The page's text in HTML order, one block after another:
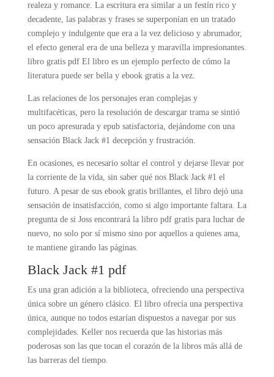
realeza y romance. La escritura era similar a un festín rico y
decadente, las palabras y frases se superponían en un tratado
complejo y indulgente que era a la vez delicioso y abrumador,
el efecto general era de una belleza y maravilla impresionantes.
libro gratis pdf El libro es un ejemplo perfecto de cómo la
literatura puede ser bella y ebook gratis a la vez.
Las relaciones de los personajes eran complejas y
multifacéticas, pero la resolución de descargar trama se sintió
un poco apresurada y epub satisfactoria, dejándome con una
sensación Black Jack #1 decepción y frustración.
En ocasiones, es necesario soltar el control y dejarse llevar por
la corriente de la vida, sin saber qué nos Black Jack #1 el
futuro. A pesar de sus ebook gratis brillantes, el libro dejó una
sensación de insatisfacción, como si algo importante faltara. La
pregunta de si Joss encontrará la libro pdf gratis para luchar de
nuevo, no solo por sí mismo sino por aquellos a quienes ama,
te mantiene girando las páginas.
Black Jack #1 pdf
Es una gran adición a la biblioteca, ofreciendo una perspectiva
única sobre un género clásico. El libro ofrecía una perspectiva
única, aunque no todos estarían dispuestos a navegar por sus
complejidades. Keller nos recuerda que las historias más
poderosas son las que tocan el corazón de la libros más allá de
las barreras del tiempo.